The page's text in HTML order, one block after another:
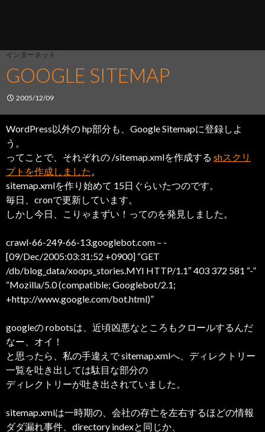
インターネット
GOOGLE SITEMAP
2005/12/09
WordPress以外の hp部分も、Google Sitemapに登録しよ
う。
ってことで、それぞれの /sitemap.xmlを作成する shスクリ
プトを作成しました 。
sitemap.xmlを作り始めて 15日ぐらいたつのです。
毎日、cronで更新しています。
しかし今日、こりゃまずい！ってのを発見しました。
crawl-66-249-66-13.googlebot.com – -
[09/Dec/2005:03:31:52 +0900] “GET
/db/blog_data/xoops_stories.MYI HTTP/1.1″ 403 372 581 “-”
“Mozilla/5.0 (compatible; Googlebot/2.1;
+http://www.google.com/bot.html)”
googleの robotsは、近頃凶悪なところもクロールするんだ
なー、オイ！
と思ったら、私の手違えで sitemap.xmlへ、ディレクトリー
一覧を吐き出しては駄目な部分の
ディレクトリーが吐き出されていました。
sitemap.xmlは一時期の、会社の存亡を左右するほどの情報
ダダ漏れ事件、directory indexと同じか、